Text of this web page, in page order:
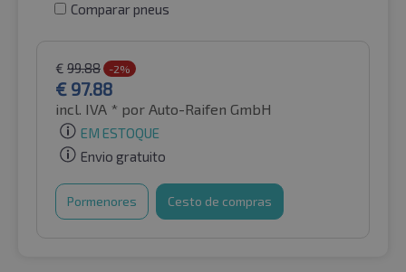
Comparar pneus
€ 99.88 -2%
€ 97.88
incl. IVA * por Auto-Raifen GmbH
EM ESTOQUE
Envio gratuito
Pormenores Cesto de compras